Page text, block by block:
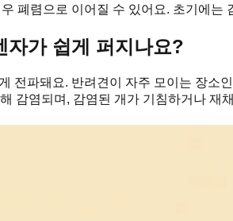
폐렴으로 이어질 수 있어요. 초기에
자가 쉽게 퍼지나요?
전파돼요. 반려견이 자주 모이는 장소
감염되며, 감염된 개가 기침하거나